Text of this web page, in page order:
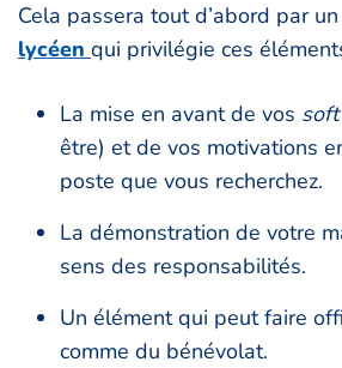
Cela passera tout d’abord par
lycéen qui privilégie ces
La mise en avant de vos
être) et de vos motivations
poste que vous recherchez.
La démonstration de votre
sens des responsabilités.
Un élément qui peut faire
comme du bénévolat.